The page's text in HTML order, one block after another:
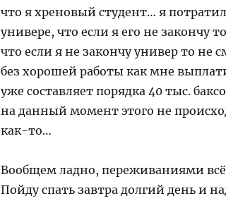
что я хреновый студент… я
универе, что если я его не закончу
что если я не закончу универ то не
без хорошей работы как мне
уже составляет порядка 40 тыс.
на данный момент этого не
как-то…
Вообщем ладно, переживаниями
Пойду спать завтра долгий день и